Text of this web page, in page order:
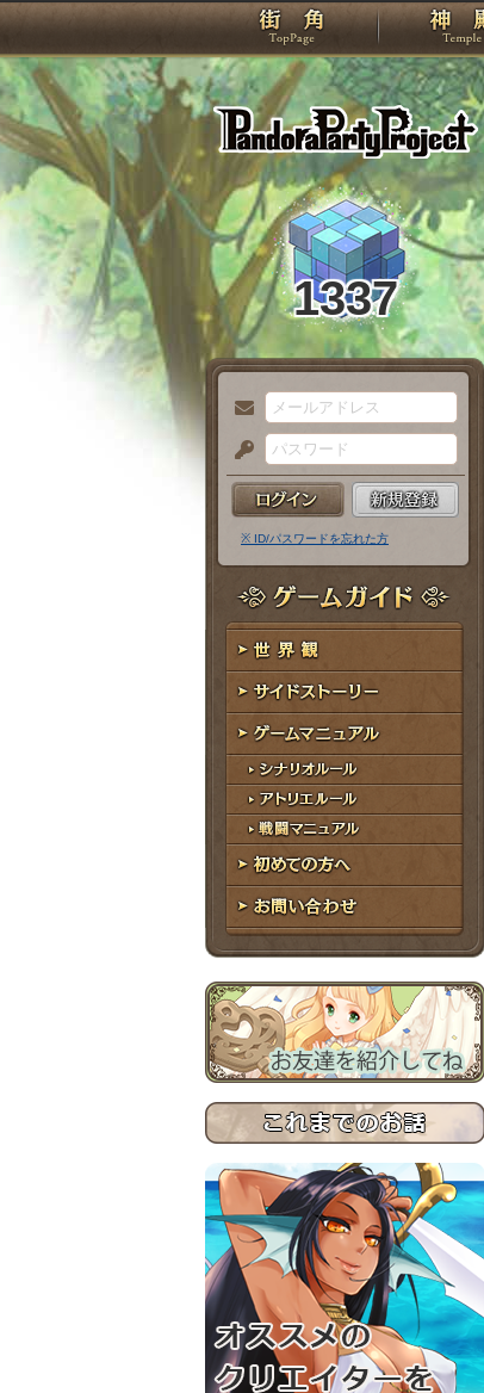
TOP
1337
メ
ー
ル
ア
ド
レ
ス
パ
ス
ー
ド
※ ID/パスワードを忘れた方
ゲームガイド
世界観
サイドストーリー
ゲームマニュアル
シナリオルール
アトリエルール
戦闘マニュアル
初めての方へ
お問い合わせ